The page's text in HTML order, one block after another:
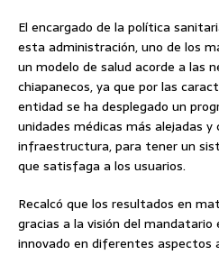
El encargado de la política
esta administración, uno de los
un modelo de salud acorde a las
chiapanecos, ya que por las
entidad se ha desplegado un
unidades médicas más alejadas
infraestructura, para tener un
que satisfaga a los usuarios.
Recalcó que los resultados en
gracias a la visión del
innovado en diferentes aspectos